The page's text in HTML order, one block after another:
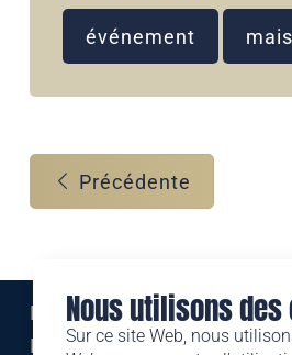
Nous utilisons
Sur ce site Web, nous
événement
Précédente
Eine Marke der
Liechtensteinischen Post AG